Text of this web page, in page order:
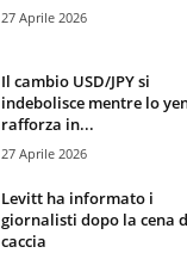
27 Aprile 2026
Il cambio USD/JPY si
indebolisce mentre lo
rafforza in...
27 Aprile 2026
Levitt ha informato i
giornalisti dopo la cena
caccia